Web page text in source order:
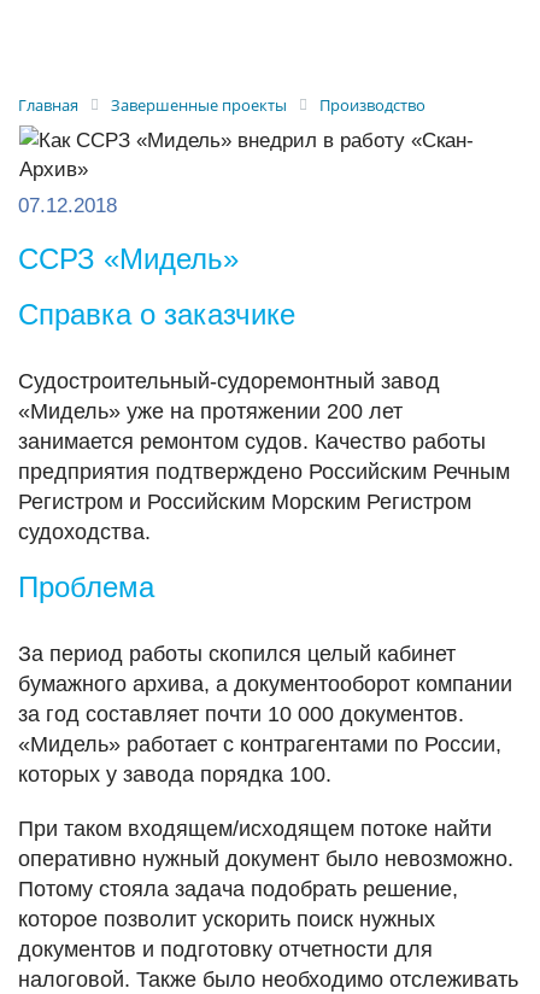
Главная Завершенные проекты Производство
07.12.2018
ССРЗ «Мидель»
Справка о заказчике
Судостроительный-судоремонтный завод
«Мидель» уже на протяжении 200 лет
занимается ремонтом судов. Качество работы
предприятия подтверждено Российским Речным
Регистром и Российским Морским Регистром
судоходства.
Проблема
За период работы скопился целый кабинет
бумажного архива, а документооборот компании
за год составляет почти 10 000 документов.
«Мидель» работает с контрагентами по России,
которых у завода порядка 100.
При таком входящем/исходящем потоке найти
оперативно нужный документ было невозможно.
Потому стояла задача подобрать решение,
которое позволит ускорить поиск нужных
документов и подготовку отчетности для
налоговой. Также было необходимо отслеживать